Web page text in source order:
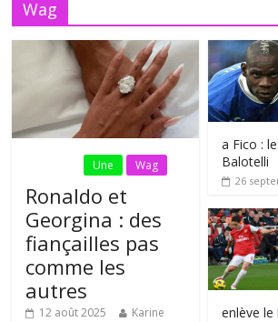
Wag
Une Wag
Ronaldo et
Georgina : des
fiançailles pas
comme les
autres
12 août 2025
Karine
a Fico :
Balotelli
26
enlève